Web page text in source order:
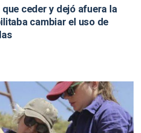
ceder y dejó afuera la
cambiar el uso de